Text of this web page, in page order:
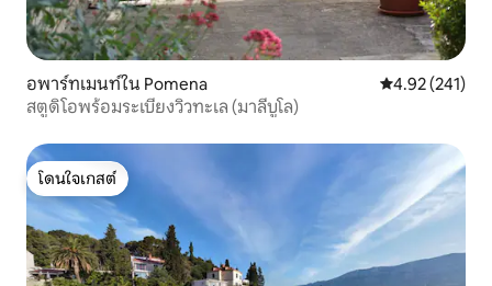
อพาร์ทเมนท์ใน Pomena คะแนนเฉลี่ย
4.92 (241)
สตูดิโอพร้อมระเบียงวิวทะเล (มาลีบูโล)
โดนใจเกสต์
โดนใจเกสต์